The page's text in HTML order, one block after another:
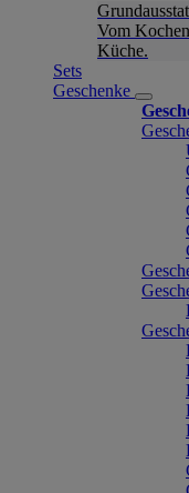
Vom
Küche.
Sets
Geschenke